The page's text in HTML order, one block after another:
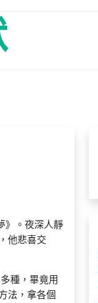
》。夜深人靜
他悲喜交
種，畢竟用
法，拿各個